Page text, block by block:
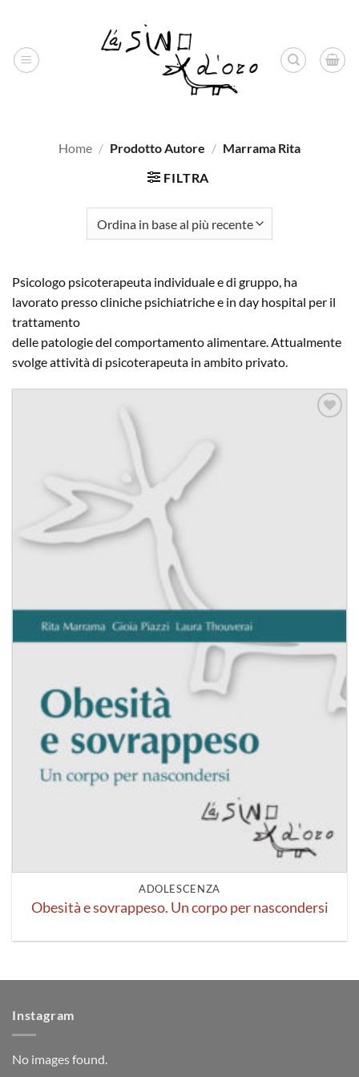
contenuti
Home / Prodotto Autore / Marrama Rita
FILTRA
Psicologo psicoterapeuta individuale e di gruppo, ha
lavorato presso cliniche psichiatriche e in day hospital per il
trattamento
delle patologie del comportamento alimentare. Attualmente
svolge attività di psicoterapeuta in ambito privato.
ADOLESCENZA
Obesità e sovrappeso. Un corpo per nascondersi
Instagram
No images found.